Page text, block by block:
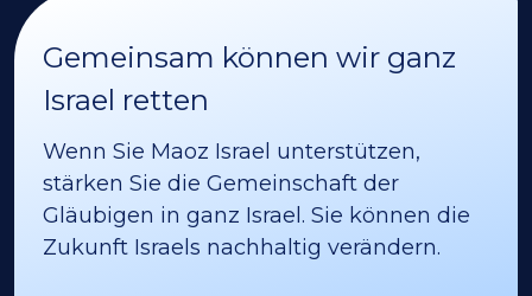
Gemeinsam können wir ganz
Israel retten
Wenn Sie Maoz Israel unterstützen,
stärken Sie die Gemeinschaft der
Gläubigen in ganz Israel. Sie können die
Zukunft Israels nachhaltig verändern.